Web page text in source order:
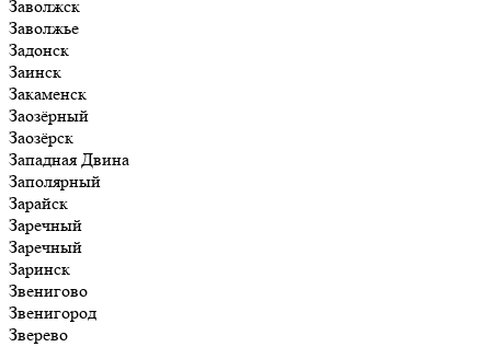
Заволжск
Заволжье
Задонск
Заинск
Закаменск
Заозёрный
Заозёрск
Западная Двина
Заполярный
Зарайск
Заречный
Заречный
Заринск
Звенигово
Звенигород
Зверево